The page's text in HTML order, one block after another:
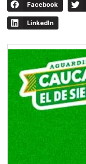
Facebook
LinkedIn